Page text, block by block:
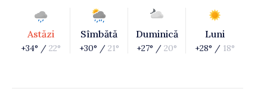
Astăzi
+34° / 22°
Sîmbătă
+30° / 21°
Duminică
+27° / 20°
Luni
+28° / 18°